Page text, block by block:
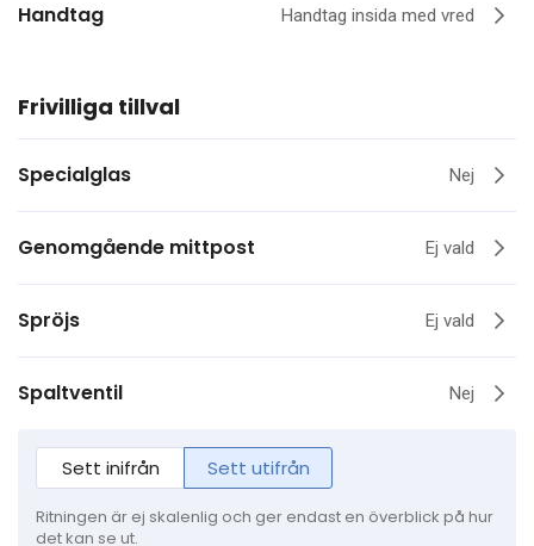
Handtag Handtag insida med vred
Frivilliga tillval
Specialglas Nej
Genomgående mittpost Ej vald
Spröjs Ej vald
Spaltventil Nej
Sett inifrån Sett utifrån
Ritningen är ej skalenlig och ger endast en överblick på hur
det kan se ut.